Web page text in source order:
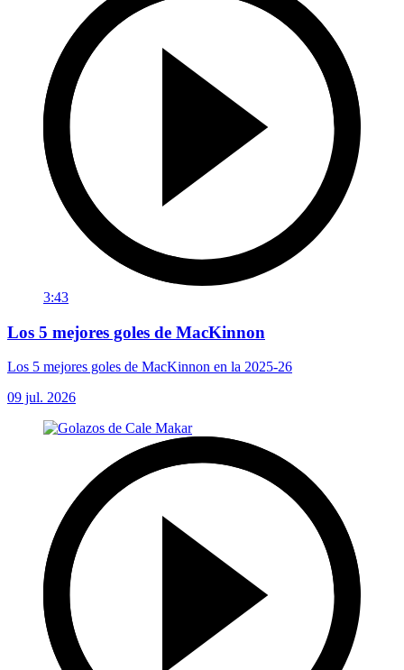
3:43
Los 5 mejores goles de MacKinnon
Los 5 mejores goles de MacKinnon en la 2025-26
09 jul. 2026